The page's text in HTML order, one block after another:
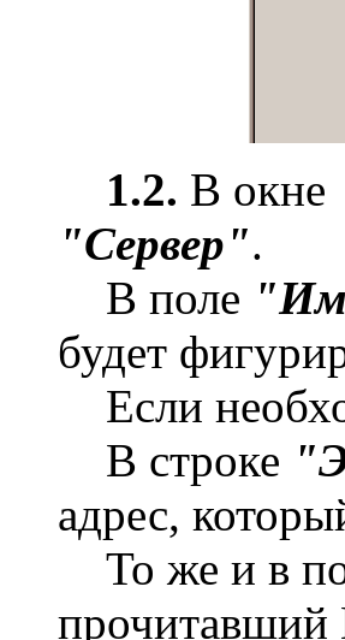
1.2. В окне
"Сервер".
В поле
будет
Если
В строке
адрес,
То же и в
прочитавший